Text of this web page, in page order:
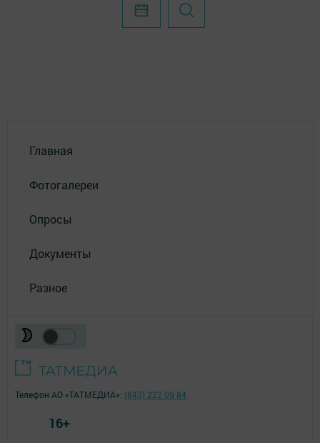
Главная
Фотогалереи
Опросы
Документы
Разное
Телефон АО «ТАТМЕДИА»: (843) 222 09 84
16+